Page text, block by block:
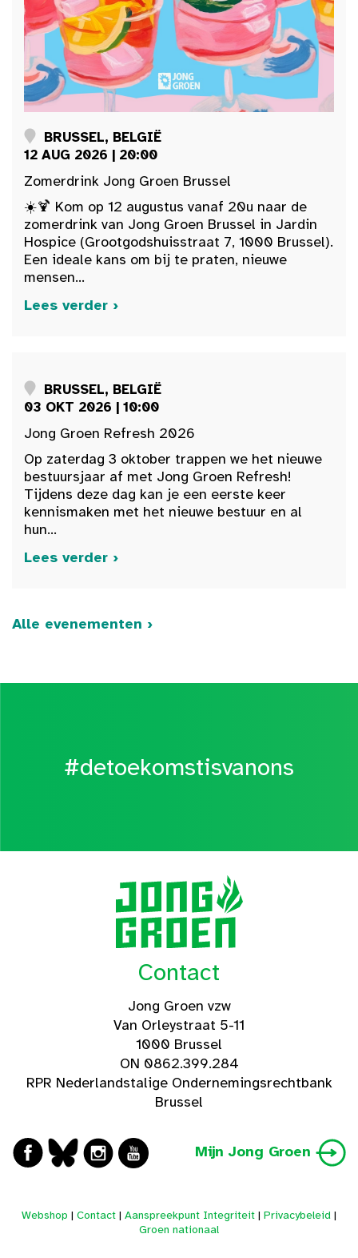
BRUSSEL, BELGIË
12 AUG 2026 | 20:00
Zomerdrink Jong Groen Brussel
☀️🍹 Kom op 12 augustus vanaf 20u naar de
zomerdrink van Jong Groen Brussel in Jardin
Hospice (Grootgodshuisstraat 7, 1000 Brussel).
Een ideale kans om bij te praten, nieuwe
mensen...
Lees verder ›
BRUSSEL, BELGIË
03 OKT 2026 | 10:00
Jong Groen Refresh 2026
Op zaterdag 3 oktober trappen we het nieuwe
bestuursjaar af met Jong Groen Refresh!
Tijdens deze dag kan je een eerste keer
kennismaken met het nieuwe bestuur en al
hun...
Lees verder ›
Alle evenementen ›
#detoekomstisvanons
Contact
Jong Groen vzw
Van Orleystraat 5-11
1000 Brussel
ON 0862.399.284
RPR Nederlandstalige Ondernemingsrechtbank
Brussel
Mijn Jong Groen
Webshop | Contact | Aanspreekpunt Integriteit | Privacybeleid |
Groen nationaal